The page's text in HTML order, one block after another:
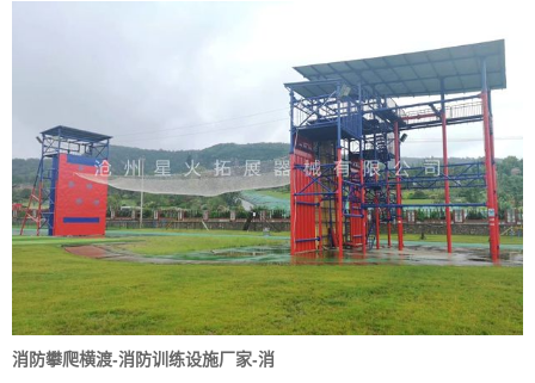
消防攀爬横渡-消防训练设施厂家-消